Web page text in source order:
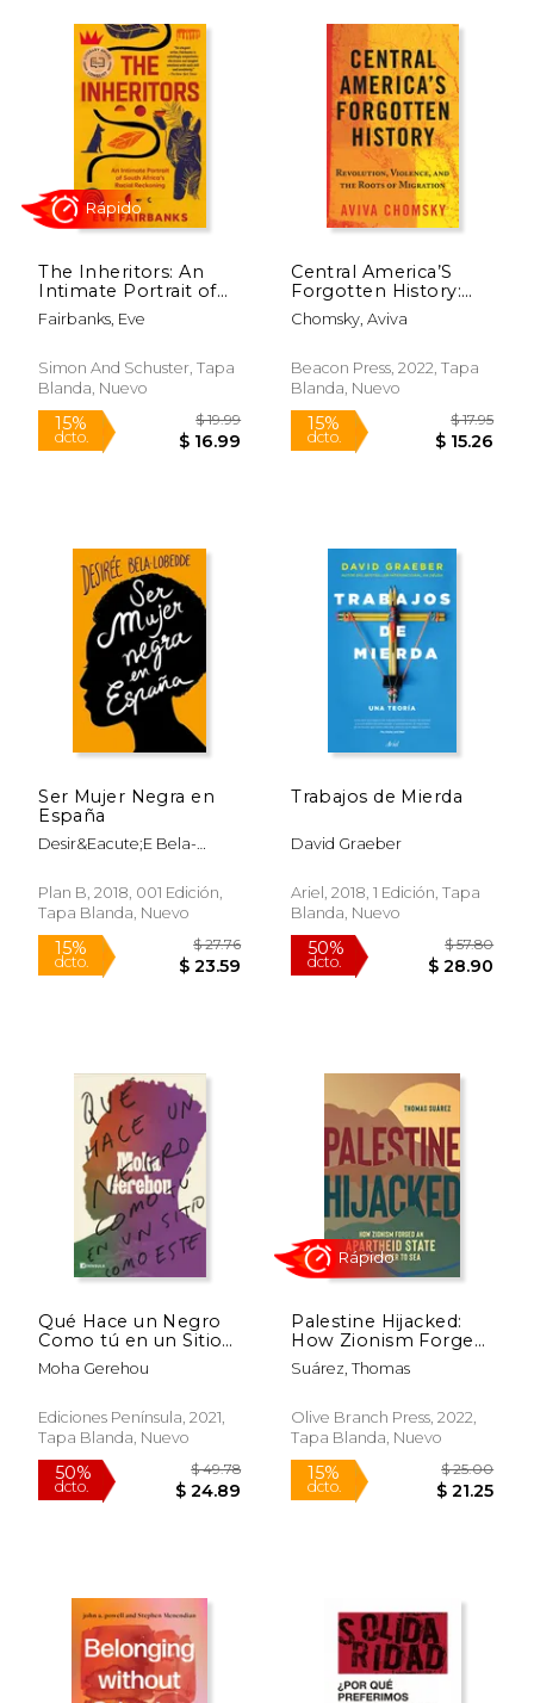
50%
dcto. $ 28.65
50%
dcto.
15%
dcto. $ 14.41
50%
dcto.
The Inheritors: An
Intimate Portrait of
South Africa'S Racial
Reckoning (en
Fairbanks, Eve
Simon And Schuster, Tapa
Blanda, Nuevo
15%
dcto.
Central America’S
Forgotten History:
Revolution, Violence,
and the Roots of
Chomsky, Aviva
Beacon Press, 2022, Tapa
Blanda, Nuevo
15%
dcto.
Ser Mujer Negra en
España
Desir&Eacute;E Bela-
Plan B, 2018, 001 Edición,
Tapa Blanda, Nuevo
Trabajos de Mierda
David Graeber
Ariel, 2018, 1 Edición, Tapa
Blanda, Nuevo
Qué Hace un Negro
Como tú en un Sitio
Como Este
Moha Gerehou
Ediciones Península, 2021,
Tapa Blanda, Nuevo
Palestine Hijacked:
How Zionism Forged
an Apartheid State
From River to sea (en
Suárez, Thomas
Olive Branch Press, 2022,
Tapa Blanda, Nuevo